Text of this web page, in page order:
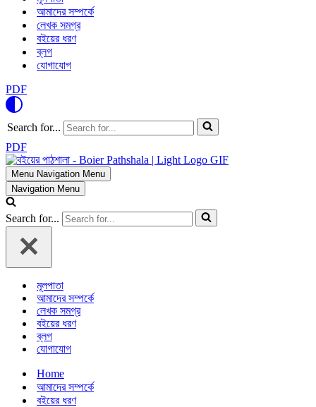
আমাদের সম্পর্কে
লেখক সমগ্র
বইয়ের ধরণ
ব্লগ
যোগাযোগ
PDF
Search for...
PDF
Menu Navigation Menu
Navigation Menu
Search for...
মূলপাতা
আমাদের সম্পর্কে
লেখক সমগ্র
বইয়ের ধরণ
ব্লগ
যোগাযোগ
Home
আমাদের সম্পর্কে
বইয়ের ধরণ